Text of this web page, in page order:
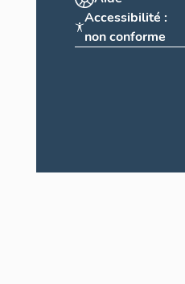
Accessibilité :
non conforme